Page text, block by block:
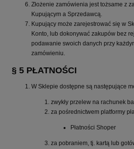
Złożenie zamówienia jest tożsame z
Kupującym a Sprzedawcą.
Kupujący może zarejestrować się w
Konto, lub dokonywać zakupów bez
podawanie swoich danych przy
zamówieniu.
§ 5 PŁATNOŚCI
W Sklepie dostępne są następujące
zwykły przelew na rachunek
za pośrednictwem platformy
Płatności Shoper
za pobraniem, tj. kartą lub